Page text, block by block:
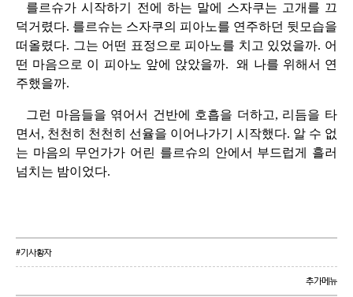
를르슈가 시작하기 전에 하는 말에 스자쿠는 고개를 끄
덕거렸다. 를르슈는 스자쿠의 피아노를 연주하던 뒷모습을
떠올렸다. 그는 어떤 표정으로 피아노를 치고 있었을까. 어
떤 마음으로 이 피아노 앞에 앉았을까. 왜 나를 위해서 연
주했을까.
그런 마음들을 엮어서 건반에 호흡을 더하고, 리듬을 타
면서, 천천히 천천히 선율을 이어나가기 시작했다. 알 수 없
는 마음의 무언가가 어린 를르슈의 안에서 부드럽게 흘러
넘치는 밤이었다.
#기사황자
추가메뉴